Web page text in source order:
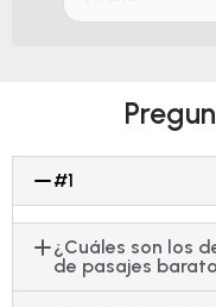
#1
¿Cuáles son los
de pasajes